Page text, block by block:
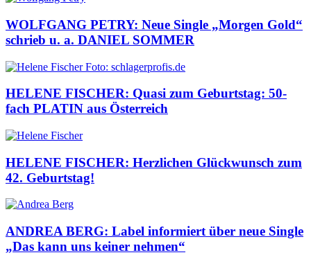
WOLFGANG PETRY: Neue Single „Morgen Gold“
schrieb u. a. DANIEL SOMMER
HELENE FISCHER: Quasi zum Geburtstag: 50-
fach PLATIN aus Österreich
HELENE FISCHER: Herzlichen Glückwunsch zum
42. Geburtstag!
ANDREA BERG: Label informiert über neue Single
„Das kann uns keiner nehmen“